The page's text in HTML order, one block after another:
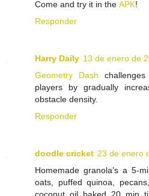
Come and try it in the APK!
Responder
Harry Daily 13 de enero de
Geometry Dash
players by gradually
obstacle density.
Responder
doodle cricket 23 de enero
Homemade granola’s a 5-
oats, puffed quinoa,